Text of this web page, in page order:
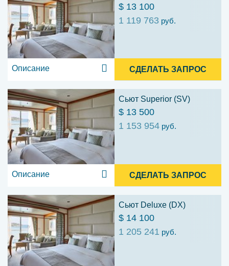
$ 13 100
1 119 763 руб.
Описание СДЕЛАТЬ ЗАПРОС
Сьют Superior (SV)
$ 13 500
1 153 954 руб.
Описание СДЕЛАТЬ ЗАПРОС
Сьют Deluxe (DX)
$ 14 100
1 205 241 руб.